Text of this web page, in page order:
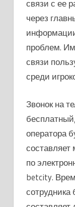
связи с ее
через
проблем.
связи
среди
Звонок на
оператора
составляет
по
betcity.
сотрудника